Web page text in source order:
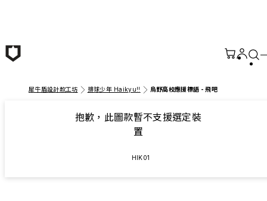
犀牛盾設計款工坊 排球少年 Haikyu!! 烏野高校應援標語 - 飛吧
抱歉，此圖款暫不支援選定裝
置
HIK01